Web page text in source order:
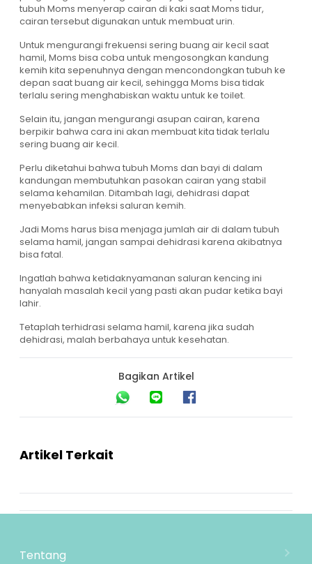
tubuh Moms menyerap cairan di kaki saat Moms tidur,
cairan tersebut digunakan untuk membuat urin.
Untuk mengurangi frekuensi sering buang air kecil saat
hamil, Moms bisa coba untuk mengosongkan kandung
kemih kita sepenuhnya dengan mencondongkan tubuh ke
depan saat buang air kecil, sehingga Moms bisa tidak
terlalu sering menghabiskan waktu untuk ke toilet.
Selain itu, jangan mengurangi asupan cairan, karena
berpikir bahwa cara ini akan membuat kita tidak terlalu
sering buang air kecil.
Perlu diketahui bahwa tubuh Moms dan bayi di dalam
kandungan membutuhkan pasokan cairan yang stabil
selama kehamilan. Ditambah lagi, dehidrasi dapat
menyebabkan infeksi saluran kemih.
Jadi Moms harus bisa menjaga jumlah air di dalam tubuh
selama hamil, jangan sampai dehidrasi karena akibatnya
bisa fatal.
Ingatlah bahwa ketidaknyamanan saluran kencing ini
hanyalah masalah kecil yang pasti akan pudar ketika bayi
lahir.
Tetaplah terhidrasi selama hamil, karena jika sudah
dehidrasi, malah berbahaya untuk kesehatan.
Bagikan Artikel
Artikel Terkait
Tentang